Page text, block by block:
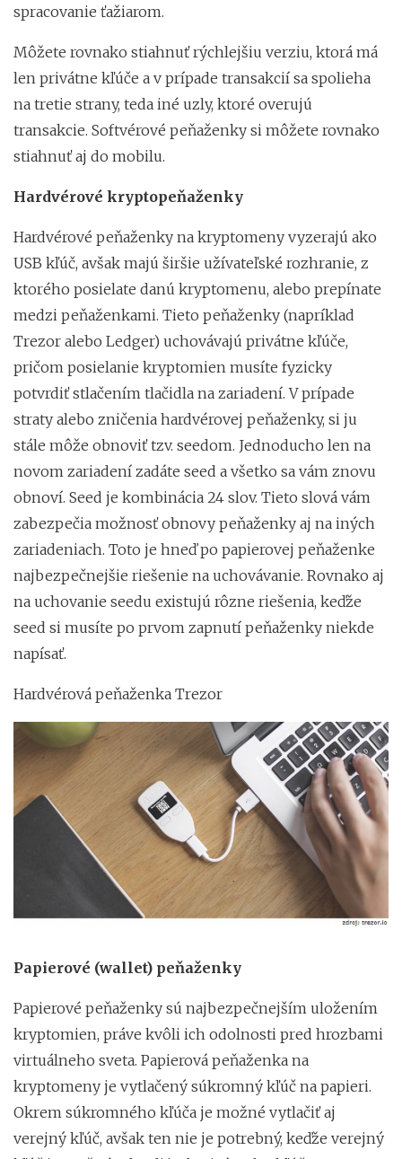
spracovanie ťažiarom.
Môžete rovnako stiahnuť rýchlejšiu verziu, ktorá má
len privátne kľúče a v prípade transakcií sa spolieha
na tretie strany, teda iné uzly, ktoré overujú
transakcie. Softvérové peňaženky si môžete rovnako
stiahnuť aj do mobilu.
Hardvérové kryptopeňaženky
Hardvérové peňaženky na kryptomeny vyzerajú ako
USB kľúč, avšak majú širšie užívateľské rozhranie, z
ktorého posielate danú kryptomenu, alebo prepínate
medzi peňaženkami. Tieto peňaženky (napríklad
Trezor alebo Ledger) uchovávajú privátne kľúče,
pričom posielanie kryptomien musíte fyzicky
potvrdiť stlačením tlačidla na zariadení. V prípade
straty alebo zničenia hardvérovej peňaženky, si ju
stále môže obnoviť tzv. seedom. Jednoducho len na
novom zariadení zadáte seed a všetko sa vám znovu
obnoví. Seed je kombinácia 24 slov. Tieto slová vám
zabezpečia možnosť obnovy peňaženky aj na iných
zariadeniach. Toto je hneď po papierovej peňaženke
najbezpečnejšie riešenie na uchovávanie. Rovnako aj
na uchovanie seedu existujú rôzne riešenia, keďže
seed si musíte po prvom zapnutí peňaženky niekde
napísať.
Hardvérová peňaženka Trezor
Papierové (wallet) peňaženky
Papierové peňaženky sú najbezpečnejším uložením
kryptomien, práve kvôli ich odolnosti pred hrozbami
virtuálneho sveta. Papierová peňaženka na
kryptomeny je vytlačený súkromný kľúč na papieri.
Okrem súkromného kľúča je možné vytlačiť aj
verejný kľúč, avšak ten nie je potrebný, keďže verejný